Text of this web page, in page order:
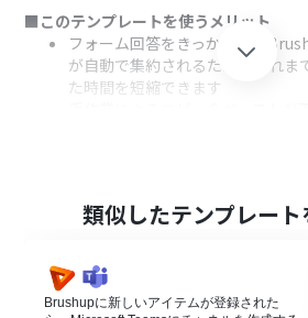
■このテンプレートを使うメリット
フォーム回答をきっかけに、
が自動で集約されるため、これま
た時間を短縮できます
はじめに、BrushupとGoogleド
携する
が送信されたらフローが起動する
次に、オペレーションでBrushup
類似したテンプレート
Brushupに新しいアイテムが登録された